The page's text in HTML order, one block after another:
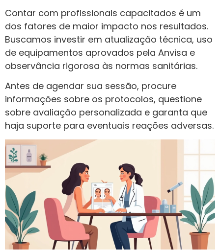
Contar com profissionais capacitados é um
dos fatores de maior impacto nos resultados.
Buscamos investir em atualização técnica, uso
de equipamentos aprovados pela Anvisa e
observância rigorosa às normas sanitárias.
Antes de agendar sua sessão, procure
informações sobre os protocolos, questione
sobre avaliação personalizada e garanta que
haja suporte para eventuais reações adversas.